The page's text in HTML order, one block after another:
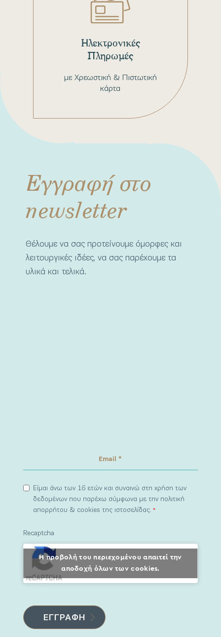
με Χρεωστική & Πιστωτική
κάρτα
Ηλεκτρονικές
Πληρωμές
Εγγραφή στο
newsletter
Θέλουμε να σας προτείνουμε όμορφες και
λειτουργικές ιδέες, να σας παρέχουμε τα
υλικά και τελικά.
Είμαι άνω των 16 ετών και συναινώ στη χρήση των
δεδομένων που παρέχω σύμφωνα με την πολιτική
απορρήτου & cookies της ιστοσελίδας.*
Recaptcha
Η προβολή του περιεχομένου απαιτεί την
αποδοχή όλων των cookies.